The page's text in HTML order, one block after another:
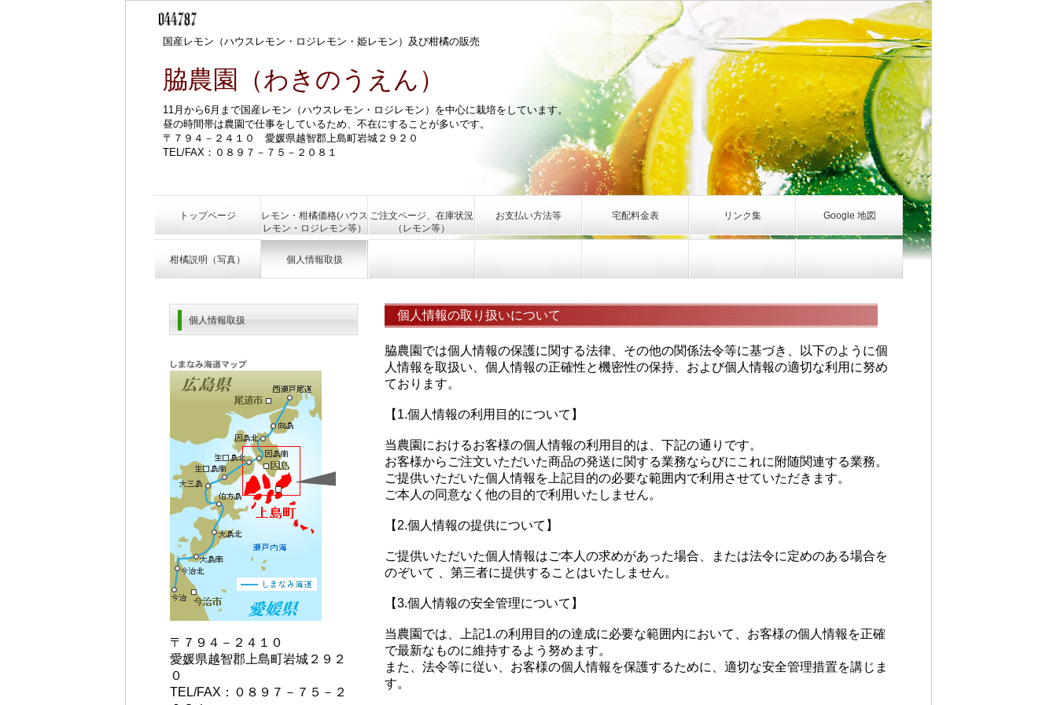
国産レモン（ハウスレモン・ロジレモン・姫レモン）及び柑橘の販売
脇農園（わきのうえん）
11月から6月まで国産レモン（ハウスレモン・ロジレモン）を中心に栽培をしています。
昼の時間帯は農園で仕事をしているため、不在にすることが多いです。
〒７９４－２４１０ 愛媛県越智郡上島町岩城２９２０
TEL/FAX：０８９７－７５－２０８１
トップページ
レモン・柑橘価格(ハウス
レモン・ロジレモン等）
ご注文ページ、在庫状況
（レモン等）
お支払い方法等 宅配料金表 リンク集 Google 地図
柑橘説明（写真） 個人情報取扱
個人情報の取り扱いについて
脇農園では個人情報の保護に関する法律、その他の関係法令等に基づき、以下のように個
人情報を取扱い、個人情報の正確性と機密性の保持、および個人情報の適切な利用に努め
ております。
【1.個人情報の利用目的について】
当農園におけるお客様の個人情報の利用目的は、下記の通りです。
お客様からご注文いただいた商品の発送に関する業務ならびにこれに附随関連する業務。
ご提供いただいた個人情報を上記目的の必要な範囲内で利用させていただきます。
ご本人の同意なく他の目的で利用いたしません。
【2.個人情報の提供について】
ご提供いただいた個人情報はご本人の求めがあった場合、または法令に定めのある場合を
のぞいて 、第三者に提供することはいたしません。
【3.個人情報の安全管理について】
当農園では、上記1.の利用目的の達成に必要な範囲内において、お客様の個人情報を正確
で最新なものに維持するよう努めます。
また、法令等に従い、お客様の個人情報を保護するために、適切な安全管理措置を講じま
す。
個人情報取扱
〒７９４－２４１０
愛媛県越智郡上島町岩城２９２
０
TEL/FAX：０８９７－７５－２